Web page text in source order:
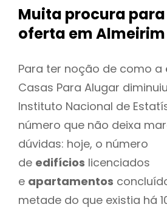
Muita procura
oferta em Almeirim
Para ter noção de como a
Casas Para Alugar
Instituto Nacional de
número que não deixa
dúvidas: hoje, o número
de edifícios licenciados
e apartamentos
metade do que existia há